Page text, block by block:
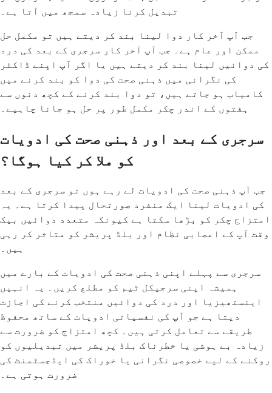
تبدیل کرنا زیادہ سمجھ میں آتا ہے۔
جب آپ آخر کار دوا لینا بند کر دیتے ہیں تو مکمل حل
ممکن اور عام ہے۔ جب آپ آخر کار سرجری کے بعد کی درد
کی دوائیں لینا بند کر دیتے ہیں یا اگر آپ اپنے ڈاکٹر
کی نگرانی میں ذہنی صحت کی دوا کو بند کرنے میں
کامیاب ہو جاتے ہیں، تو دوا بند کرنے کے کچھ دنوں سے
ہفتوں کے اندر چکر مکمل طور پر حل ہو جانا چاہیے۔
سرجری کے بعد اور ذہنی صحت کی ادویات
کو ملا کر کیا ہوگا؟
جب آپ ذہنی صحت کی ادویات لے رہے ہوں تو سرجری کے بعد
کی ادویات لینا ایک منفرد صورتحال پیدا کرتا ہے۔ یہ
امتزاج چکر کو بڑھا سکتا ہے کیونکہ متعدد دوائیں بیک
وقت آپ کے اعصابی نظام اور بلڈ پریشر کو متاثر کر رہی
ہیں۔
سرجری سے پہلے اپنی ذہنی صحت کی ادویات کے بارے میں
ہمیشہ اپنی سرجیکل ٹیم کو مطلع کریں۔ یہ انہیں
اینستھیزیا اور درد کی دوائیں منتخب کرنے کی اجازت
دیتا ہے جو آپ کی نفسیاتی ادویات کے ساتھ محفوظ
طریقے سے تعامل کرتی ہیں۔ کچھ امتزاج کو ضرورت سے
زیادہ بے ہوشی یا خطرناک بلڈ پریشر میں تبدیلیوں کو
روکنے کے لیے خصوصی نگرانی یا خوراک کی ایڈجسٹمنٹ کی
ضرورت ہوتی ہے۔